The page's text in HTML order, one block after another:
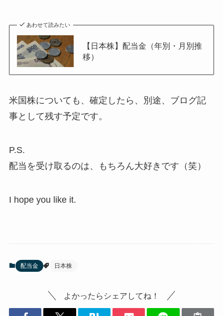
あわせて読みたい
【日本株】配当金（年別・月別推
移）
米国株についても、確定したら、別途、ブログ記
事として残す予定です。
P.S.
配当を受け取るのは、もちろん大好きです（笑）
I hope you like it.
配当金 日本株
よかったらシェアしてね！